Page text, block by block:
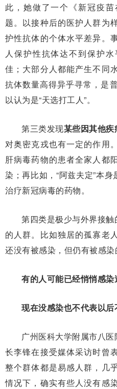
此，她做了一个《新冠疫
题。以接种后的医护人群为
护性抗体的个体水平差异。
人保护性抗体达不到保护
佳；大部分人都能产生不同
抗体数量高得异乎寻常，是
以认为是“天选打工人”。
第三类发现某些因其他
对奥密克戎也有一定的作用
肝病毒药物的患者全家人都
染；再比如，“阿兹夫定”本
治疗新冠病毒的药物。
第四类是极少与外界接
的人群。比如独居的孤寡老
还没有被感染，但仍有被感染
有的人可能已经悄悄感
现在没感染也不代表以后
广州医科大学附属市八
长李锋在接受媒体采访时曾
整个群体都是易感人群，几
情况下，确实有些人没有感